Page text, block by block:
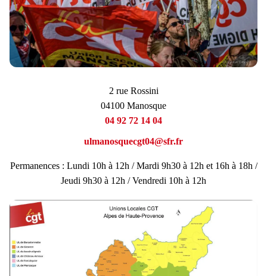
2 rue Rossini
04100 Manosque
04 92 72 14 04
ulmanosquecgt04@sfr.fr
Permanences : Lundi 10h à 12h / Mardi 9h30 à 12h et 16h à 18h /
Jeudi 9h30 à 12h / Vendredi 10h à 12h